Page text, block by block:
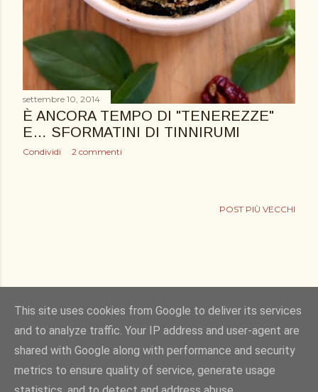
settembre 10, 2014
È ANCORA TEMPO DI "TENEREZZE"
E… SFORMATINI DI TINNIRUMI
Condividi 2 commenti
POST PIÙ VECCHI
Powered by Blogger
This site uses cookies from Google to deliver its services
and to analyze traffic. Your IP address and user-agent are
shared with Google along with performance and security
metrics to ensure quality of service, generate usage